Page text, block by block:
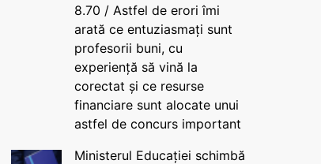
8.70 / Astfel de erori îmi
arată ce entuziasmați sunt
profesorii buni, cu
experiență să vină la
corectat și ce resurse
financiare sunt alocate unui
astfel de concurs important
Ministerul Educației schimbă